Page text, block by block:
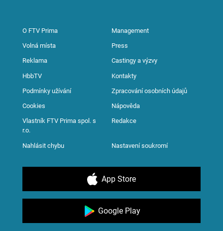
O FTV Prima Management
Volná místa Press
Reklama Castingy a výzvy
HbbTV Kontakty
Podmínky užívání Zpracování osobních údajů
Cookies Nápověda
Vlastník FTV Prima spol. s
r.o.
Redakce
Nahlásit chybu Nastavení soukromí
App Store
Google Play